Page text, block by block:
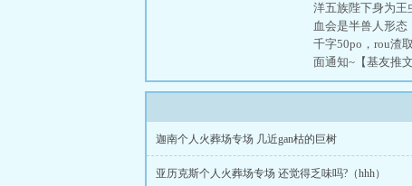
洋五族陛下身为王
血会是半兽人形
千字50po，rou渣
面通知~【基友推
迦南个人火葬场专场 几近gan枯的巨树
亚历克斯个人火葬场专场 还觉得乏味吗?（hhh）